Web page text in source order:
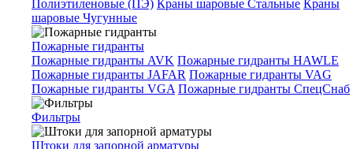
Полиэтиленовые (ПЭ) Краны шаровые Стальные Краны
шаровые Чугунные
Пожарные гидранты
Пожарные гидранты AVK Пожарные гидранты HAWLE
Пожарные гидранты JAFAR Пожарные гидранты VAG
Пожарные гидранты VGA Пожарные гидранты СпецСнаб
Фильтры
Штоки для запорной арматуры